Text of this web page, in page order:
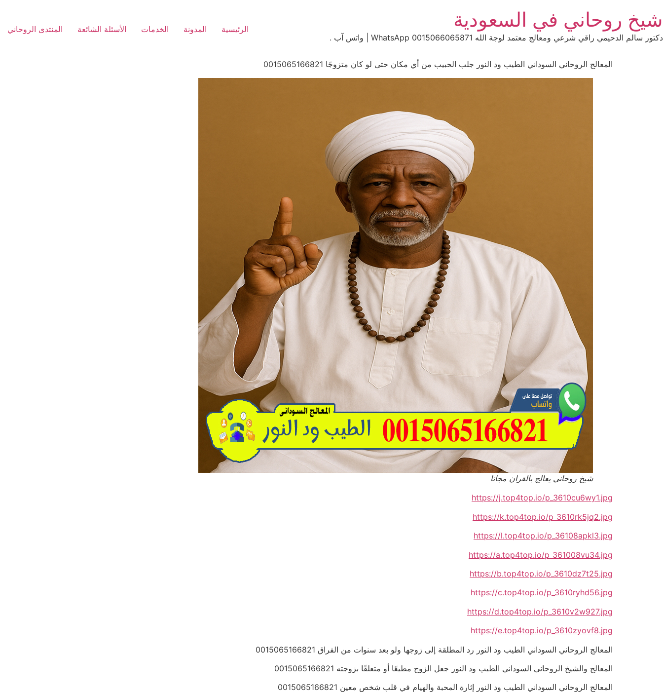
to
content
شيخ روحاني في السعودية
دكتور سالم الدحيمي راقي شرعي ومعالج معتمد لوجة الله 0015066065871 WhatsApp | واتس آب .
الرئيسية المدونة الخدمات الأسئلة الشائعة المنتدى الروحاني
المعالج الروحاني السوداني الطيب ود النور جلب الحبيب من أي مكان حتى لو كان متزوجًا 0015065166821
شيخ روحاني يعالج بالقران مجانا
https://j.top4top.io/p_3610cu6wy1.jpg
https://k.top4top.io/p_3610rk5jq2.jpg
https://l.top4top.io/p_36108apkl3.jpg
https://a.top4top.io/p_361008vu34.jpg
https://b.top4top.io/p_3610dz7t25.jpg
https://c.top4top.io/p_3610ryhd56.jpg
https://d.top4top.io/p_3610v2w927.jpg
https://e.top4top.io/p_3610zyovf8.jpg
المعالج الروحاني السوداني الطيب ود النور رد المطلقة إلى زوجها ولو بعد سنوات من الفراق 0015065166821
المعالج والشيخ الروحاني السوداني الطيب ود النور جعل الزوج مطيعًا أو متعلقًا بزوجته 0015065166821
المعالج الروحاني السوداني الطيب ود النور إثارة المحبة والهيام في قلب شخص معين 0015065166821